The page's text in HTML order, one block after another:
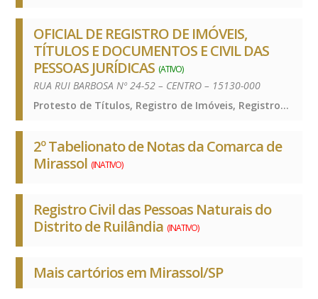
OFICIAL DE REGISTRO DE IMÓVEIS,
TÍTULOS E DOCUMENTOS E CIVIL DAS
PESSOAS JURÍDICAS (ATIVO)
RUA RUI BARBOSA Nº 24-52 – CENTRO – 15130-000
Protesto de Títulos, Registro de Imóveis, Registro de Títulos e Documentos e Civis das Pessoas Jurídicas, Protesto de Títulos, Registro de Imóveis, Registro de Títulos e Documentos e Civis das Pessoas Jurídicas, Protesto de Títulos, Registro de Imóveis, Registro de Títulos e Documentos e Civis das Pessoas Jurídicas
2º Tabelionato de Notas da Comarca de
Mirassol (INATIVO)
Registro Civil das Pessoas Naturais do
Distrito de Ruilândia (INATIVO)
Mais cartórios em Mirassol/SP